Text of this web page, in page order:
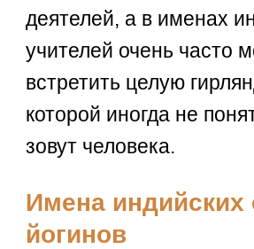
деятелей, а в именах
учителей очень часто
встретить целую
которой иногда не
зовут человека.
Имена индийских
йогинов